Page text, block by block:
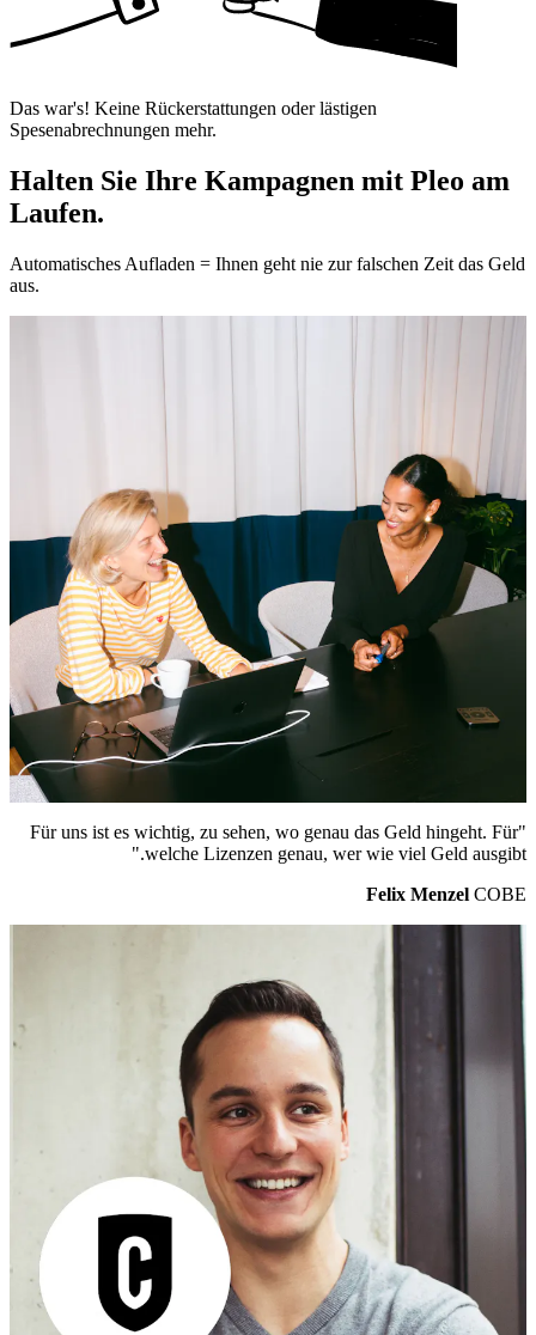
Das war's! Keine Rückerstattungen oder lästigen
Spesenabrechnungen mehr.
Halten Sie Ihre Kampagnen mit Pleo am
Laufen.
Automatisches Aufladen = Ihnen geht nie zur falschen Zeit das Geld
aus.
"Für uns ist es wichtig, zu sehen, wo genau das Geld hingeht. Für
welche Lizenzen genau, wer wie viel Geld ausgibt."
Felix Menzel COBE